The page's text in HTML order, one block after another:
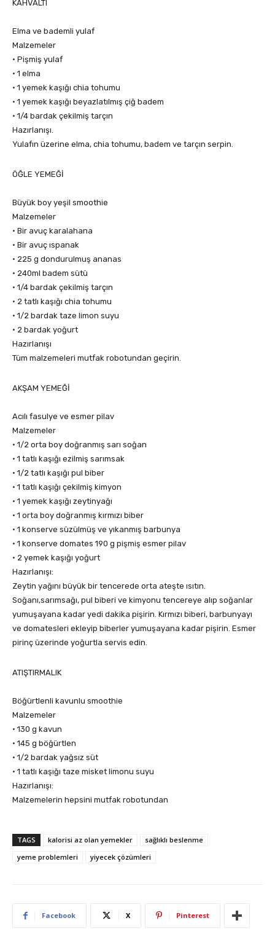
KAHVALTI
Elma ve bademli yulaf
Malzemeler
• Pişmiş yulaf
• 1 elma
• 1 yemek kaşığı chia tohumu
• 1 yemek kaşığı beyazlatılmış çiğ badem
• 1/4 bardak çekilmiş tarçın
Hazırlanışı.
Yulafın üzerine elma, chia tohumu, badem ve tarçın serpin.
ÖĞLE YEMEĞİ
Büyük boy yeşil smoothie
Malzemeler
• Bir avuç karalahana
• Bir avuç ıspanak
• 225 g dondurulmuş ananas
• 240ml badem sütü
• 1/4 bardak çekilmiş tarçın
• 2 tatlı kaşığı chia tohumu
• 1/2 bardak taze limon suyu
• 2 bardak yoğurt
Hazırlanışı
Tüm malzemeleri mutfak robotundan geçirin.
AKŞAM YEMEĞİ
Acılı fasulye ve esmer pilav
Malzemeler
• 1/2 orta boy doğranmış sarı soğan
• 1 tatlı kaşığı ezilmiş sarımsak
• 1/2 tatlı kaşığı pul biber
• 1 tatlı kaşığı çekilmiş kimyon
• 1 yemek kaşığı zeytinyağı
• 1 orta boy doğranmış kırmızı biber
• 1 konserve süzülmüş ve yıkanmış barbunya
• 1 konserve domates 190 g pişmiş esmer pilav
• 2 yemek kaşığı yoğurt
Hazırlanışı:
Zeytin yağını büyük bir tencerede orta ateşte ısıtın.
Soğanı,sarımsağı, pul biberi ve kimyonu tencereye alıp soğanlar
yumuşayana kadar yedi dakika pişirin. Kırmızı biberi, barbunyayı
ve domatesleri ekleyip biberler yumuşayana kadar pişirin. Esmer
pirinç üzerinde yoğurtla servis edin.
ATIŞTIRMALIK
Böğürtlenli kavunlu smoothie
Malzemeler
• 130 g kavun
• 145 g böğürtlen
• 1/2 bardak yağsız süt
• 1 tatlı kaşığı taze misket limonu suyu
Hazırlanışı:
Malzemelerin hepsini mutfak robotundan
TAGS kalorisi az olan yemekler
sağlıklı beslenme
yeme problemleri
yiyecek çözümleri
Facebook X Pinterest